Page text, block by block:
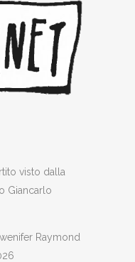
visto dalla
Giancarlo
Raymond